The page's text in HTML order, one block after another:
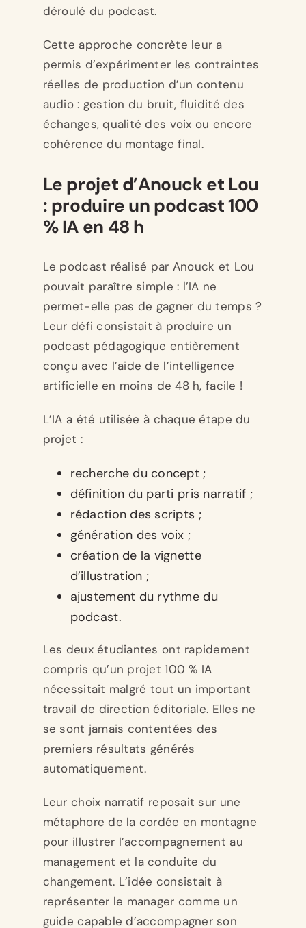
déroulé du podcast.
Cette approche concrète leur a
permis d’expérimenter les contraintes
réelles de production d’un contenu
audio : gestion du bruit, fluidité des
échanges, qualité des voix ou encore
cohérence du montage final.
Le projet d’Anouck et Lou
: produire un podcast 100
% IA en 48 h
Le podcast réalisé par Anouck et Lou
pouvait paraître simple : l’IA ne
permet-elle pas de gagner du temps ?
Leur défi consistait à produire un
podcast pédagogique entièrement
conçu avec l’aide de l’intelligence
artificielle en moins de 48 h, facile !
L’IA a été utilisée à chaque étape du
projet :
recherche du concept ;
définition du parti pris narratif ;
rédaction des scripts ;
génération des voix ;
création de la vignette
d’illustration ;
ajustement du rythme du
podcast.
Les deux étudiantes ont rapidement
compris qu’un projet 100 % IA
nécessitait malgré tout un important
travail de direction éditoriale. Elles ne
se sont jamais contentées des
premiers résultats générés
automatiquement.
Leur choix narratif reposait sur une
métaphore de la cordée en montagne
pour illustrer l’accompagnement au
management et la conduite du
changement. L’idée consistait à
représenter le manager comme un
guide capable d’accompagner son